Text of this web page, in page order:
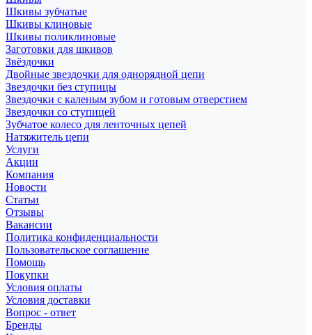
Шкивы зубчатые
Шкивы клиновые
Шкивы поликлиновые
Заготовки для шкивов
Звёздочки
Двойные звездочки для однорядной цепи
Звездочки без ступицы
Звездочки с каленым зубом и готовым отверстием
Звездочки со ступицей
Зубчатое колесо для ленточных цепей
Натяжитель цепи
Услуги
Акции
Компания
Новости
Статьи
Отзывы
Вакансии
Политика конфиденциальности
Пользовательское соглашение
Помощь
Покупки
Условия оплаты
Условия доставки
Вопрос - ответ
Бренды